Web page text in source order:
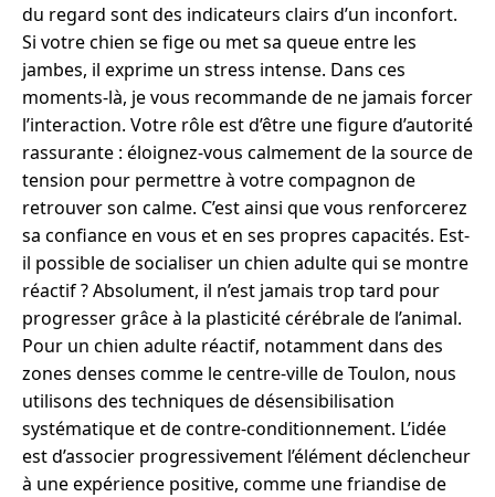
du regard sont des indicateurs clairs d’un inconfort.
Si votre chien se fige ou met sa queue entre les
jambes, il exprime un stress intense. Dans ces
moments-là, je vous recommande de ne jamais forcer
l’interaction. Votre rôle est d’être une figure d’autorité
rassurante : éloignez-vous calmement de la source de
tension pour permettre à votre compagnon de
retrouver son calme. C’est ainsi que vous renforcerez
sa confiance en vous et en ses propres capacités. Est-
il possible de socialiser un chien adulte qui se montre
réactif ? Absolument, il n’est jamais trop tard pour
progresser grâce à la plasticité cérébrale de l’animal.
Pour un chien adulte réactif, notamment dans des
zones denses comme le centre-ville de Toulon, nous
utilisons des techniques de désensibilisation
systématique et de contre-conditionnement. L’idée
est d’associer progressivement l’élément déclencheur
à une expérience positive, comme une friandise de